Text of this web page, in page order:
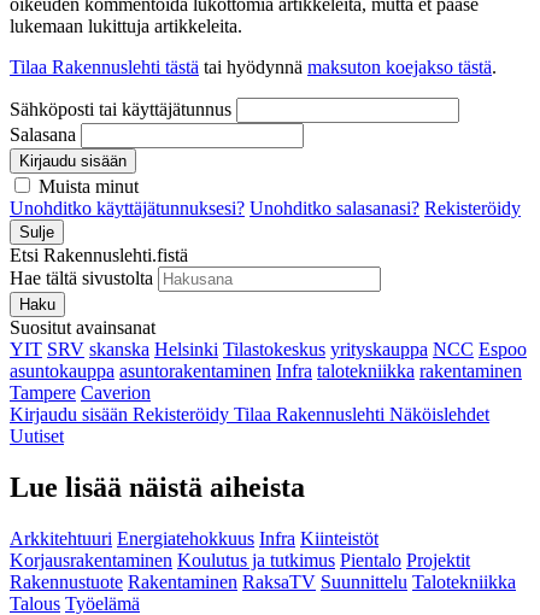
oikeuden kommentoida lukottomia artikkeleita, mutta et pääse
lukemaan lukittuja artikkeleita.
Tilaa Rakennuslehti tästä tai hyödynnä maksuton koejakso tästä.
Sähköposti tai käyttäjätunnus
Salasana
Kirjaudu sisään
Muista minut
Unohditko käyttäjätunnuksesi? Unohditko salasanasi? Rekisteröidy
Sulje
Etsi Rakennuslehti.fistä
Hae tältä sivustolta
Haku
Suositut avainsanat
YIT SRV skanska Helsinki Tilastokeskus yrityskauppa NCC Espoo
asuntokauppa asuntorakentaminen Infra talotekniikka rakentaminen
Tampere Caverion
Kirjaudu sisään Rekisteröidy Tilaa Rakennuslehti Näköislehdet
Uutiset
Lue lisää näistä aiheista
Arkkitehtuuri Energiatehokkuus Infra Kiinteistöt
Korjausrakentaminen Koulutus ja tutkimus Pientalo Projektit
Rakennustuote Rakentaminen RaksaTV Suunnittelu Talotekniikka
Talous Työelämä